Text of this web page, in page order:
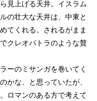
見上げる天井。イスラム
の壮大な天井は、中東と
てくれる。されるがまま
クレオパトラのような贅
ーのミサンガを巻いてく
かな、と思っていたが、
ロマンのある方で考えて